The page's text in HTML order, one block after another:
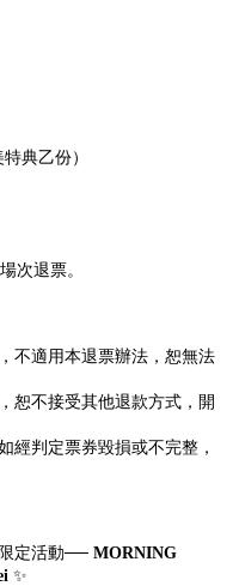
典乙份）
次退票。
不適用本退票辦法，恕無法
恕不接受其他退款方式，開
經判定票券毀損或不完整，
定活動── MORNING
✨